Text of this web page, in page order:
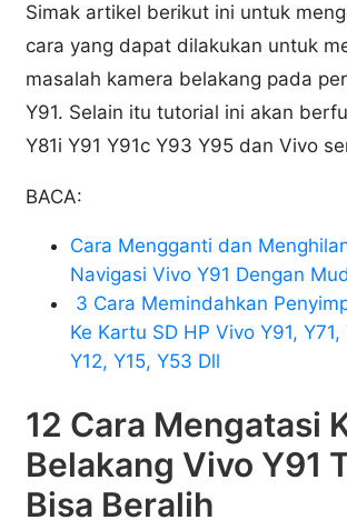
Simak artikel berikut ini untuk
cara yang dapat dilakukan untuk
masalah kamera belakang pada
Y91. Selain itu tutorial ini akan
Y81i Y91 Y91c Y93 Y95 dan Vivo
BACA:
Cara Mengganti dan
Navigasi Vivo Y91 Dengan
3 Cara Memindahkan
Ke Kartu SD HP Vivo Y91, Y71,
Y12, Y15, Y53 Dll
12 Cara Mengatasi
Belakang Vivo Y91
Bisa Beralih